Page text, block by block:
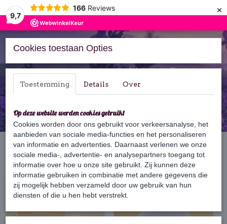
9,7
166 Reviews ×
Inloggen Registreren
Home › Bars
Cookies toestaan Opties
Toestemming Details Over
Op deze website worden cookies gebruikt
Cookies worden door ons gebruikt voor verkeersanalyse, het
aanbieden van sociale media-functies en het personaliseren
van informatie en advertenties. Daarnaast verlenen we onze
sociale media-, advertentie- en analysepartners toegang tot
informatie over hoe u onze site gebruikt. Zij kunnen deze
informatie gebruiken in combinatie met andere gegevens die
zij mogelijk hebben verzameld door uw gebruik van hun
diensten of die u hen hebt verstrekt.